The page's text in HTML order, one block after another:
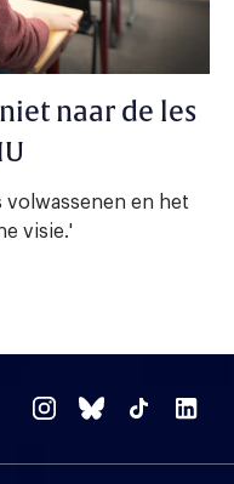
naar de les
volwassenen en het
visie.'